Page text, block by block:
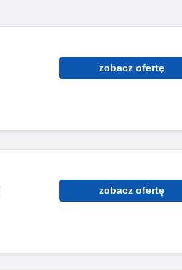
zobacz ofertę
zobacz ofertę